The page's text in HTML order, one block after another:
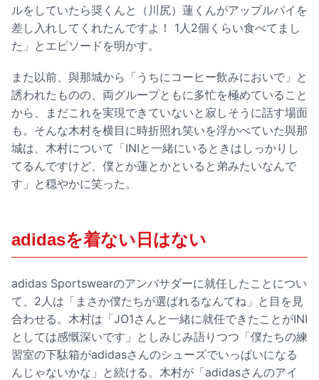
ルをしていたら奨くんと（川尻）蓮くんがアップルパイを
差し入れしてくれたんですよ！ 1人2個くらい食べてまし
た」とエピソードを明かす。
また以前、與那城から「うちにコーヒー飲みにおいで」と
誘われたものの、両グループともに多忙を極めていること
から、まだこれを実現できていないと寂しそうに話す場面
も。そんな木村を横目に時折照れ笑いを浮かべていた與那
城は、木村について「INIと一緒にいるときはしっかりし
てるんですけど、僕とか蓮とかといると弟みたいなんで
す」と穏やかに笑った。
adidasを着ない日はない
adidas Sportswearのアンバサダーに就任したことについ
て、2人は「まさか僕たちが選ばれるなんてね」と目を見
合わせる。木村は「JO1さんと一緒に就任できたことがINI
としては感慨深いです」としみじみ語りつつ「僕たちの練
習室の下駄箱がadidasさんのシューズでいっぱいになる
んじゃないかな」と続ける。木村が「adidasさんのアイ